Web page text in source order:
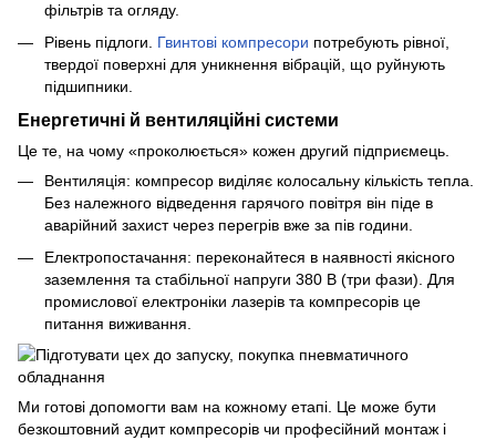
фільтрів та огляду.
Рівень підлоги. Гвинтові компресори потребують рівної,
твердої поверхні для уникнення вібрацій, що руйнують
підшипники.
Енергетичні й вентиляційні системи
Це те, на чому «проколюється» кожен другий підприємець.
Вентиляція: компресор виділяє колосальну кількість тепла.
Без належного відведення гарячого повітря він піде в
аварійний захист через перегрів вже за пів години.
Електропостачання: переконайтеся в наявності якісного
заземлення та стабільної напруги 380 В (три фази). Для
промислової електроніки лазерів та компресорів це
питання виживання.
Ми готові допомогти вам на кожному етапі. Це може бути
безкоштовний аудит компресорів чи професійний монтаж і